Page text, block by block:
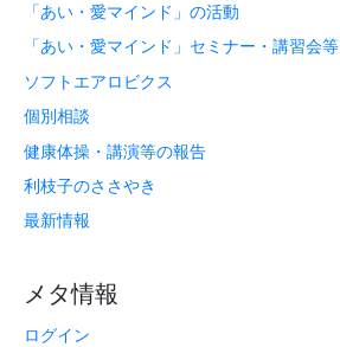
「あい・愛マインド」の活動
「あい・愛マインド」セミナー・講習会等
ソフトエアロビクス
個別相談
健康体操・講演等の報告
利枝子のささやき
最新情報
メタ情報
ログイン